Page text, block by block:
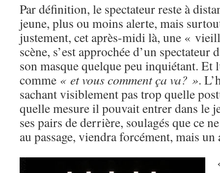
Par définition, le spectateur reste à
jeune, plus ou moins alerte, mais
justement, cet après-midi là, une «
scène, s’est approchée d’un spectateur
son masque quelque peu inquiétant. Et
comme « et vous comment ça va? ».
sachant visiblement pas trop quelle
quelle mesure il pouvait entrer dans le
ses pairs de derrière, soulagés que ce
au passage, viendra forcément, mais